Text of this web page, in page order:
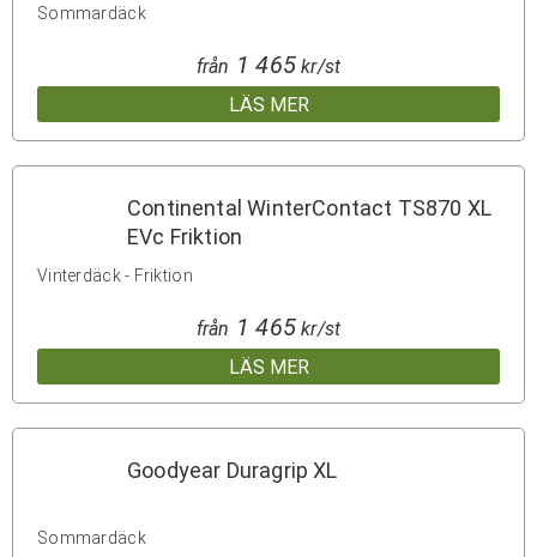
Sommardäck
LÄS MER
från 1 465kr/st
Continental WinterContact TS870 XL
EVc Friktion
Vinterdäck - Friktion
LÄS MER
från 1 465kr/st
Goodyear Duragrip XL
Sommardäck